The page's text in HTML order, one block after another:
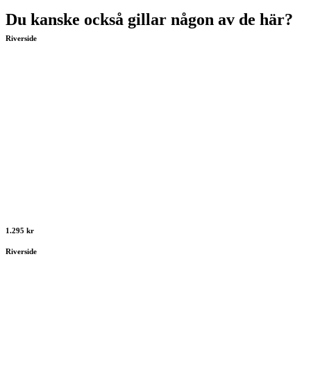
Du kanske också gillar någon av de här?
Riverside
1.295 kr
Riverside